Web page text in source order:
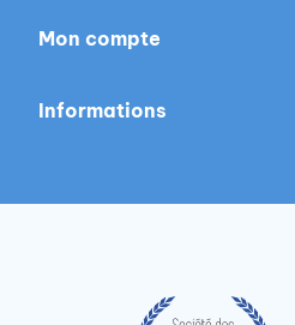
Mon compte
Informations